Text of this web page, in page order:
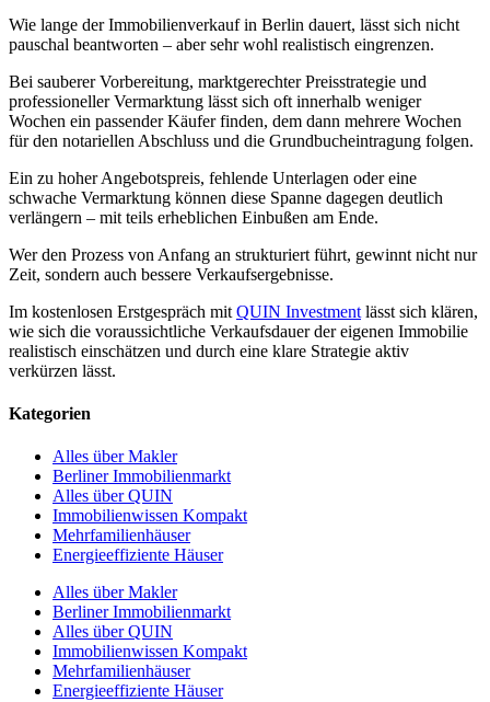
Wie lange der Immobilienverkauf in Berlin dauert, lässt sich nicht
pauschal beantworten – aber sehr wohl realistisch eingrenzen.
Bei sauberer Vorbereitung, marktgerechter Preisstrategie und
professioneller Vermarktung lässt sich oft innerhalb weniger
Wochen ein passender Käufer finden, dem dann mehrere Wochen
für den notariellen Abschluss und die Grundbucheintragung folgen.
Ein zu hoher Angebotspreis, fehlende Unterlagen oder eine
schwache Vermarktung können diese Spanne dagegen deutlich
verlängern – mit teils erheblichen Einbußen am Ende.
Wer den Prozess von Anfang an strukturiert führt, gewinnt nicht nur
Zeit, sondern auch bessere Verkaufsergebnisse.
Im kostenlosen Erstgespräch mit QUIN Investment lässt sich klären,
wie sich die voraussichtliche Verkaufsdauer der eigenen Immobilie
realistisch einschätzen und durch eine klare Strategie aktiv
verkürzen lässt.
Kategorien
Alles über Makler
Berliner Immobilienmarkt
Alles über QUIN
Immobilienwissen Kompakt
Mehrfamilienhäuser
Energieeffiziente Häuser
Alles über Makler
Berliner Immobilienmarkt
Alles über QUIN
Immobilienwissen Kompakt
Mehrfamilienhäuser
Energieeffiziente Häuser